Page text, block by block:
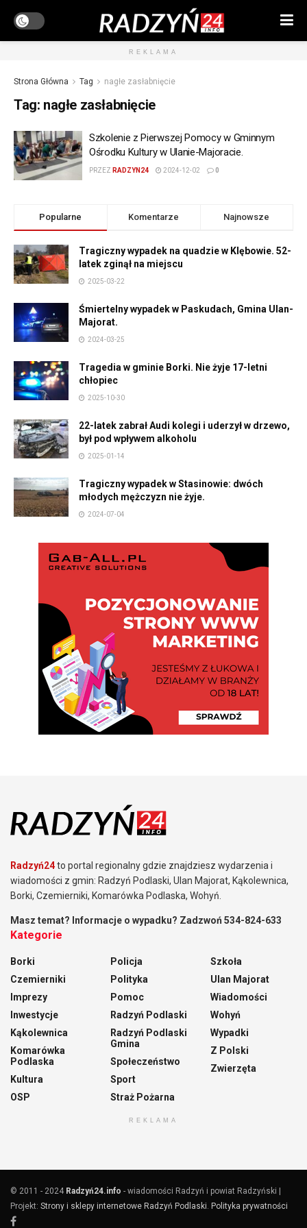
REKLAMA
Strona Główna Tag nagłe zasłabnięcie
Tag: nagłe zasłabnięcie
Szkolenie z Pierwszej Pomocy w Gminnym
Ośrodku Kultury w Ulanie-Majoracie.
PRZEZ RADZYN24 2024-12-02 0
Popularne Komentarze Najnowsze
Tragiczny wypadek na quadzie w Klębowie. 52-
latek zginął na miejscu
2025-03-22
Śmiertelny wypadek w Paskudach, Gmina Ulan-
Majorat.
2024-03-25
Tragedia w gminie Borki. Nie żyje 17-letni
chłopiec
2025-10-30
22-latek zabrał Audi kolegi i uderzył w drzewo,
był pod wpływem alkoholu
2025-01-14
Tragiczny wypadek w Stasinowie: dwóch
młodych mężczyzn nie żyje.
2024-07-04
Radzyń24to portal regionalny gdzie znajdziesz wydarzenia i
wiadomości z gmin: Radzyń Podlaski, Ulan Majorat, Kąkolewnica,
Borki, Czemierniki, Komarówka Podlaska, Wohyń.
Masz temat? Informacje o wypadku? Zadzwoń 534-824-633
Kategorie
Borki
Czemierniki
Imprezy
Inwestycje
Kąkolewnica
Komarówka
Podlaska
Kultura
OSP
Policja
Polityka
Pomoc
Radzyń Podlaski
Radzyń Podlaski
Gmina
Społeczeństwo
Sport
Straż Pożarna
Szkoła
Ulan Majorat
Wiadomości
Wohyń
Wypadki
Z Polski
Zwierzęta
REKLAMA
© 2011 - 2024 Radzyń24.info - wiadomości Radzyń i powiat Radzyński |
Projekt: Strony i sklepy internetowe Radzyń Podlaski Polityka prywatności